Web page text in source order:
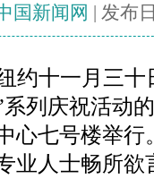
国新闻网 | 发布
约十一月三
系列庆祝活动
心七号楼举
业人士畅所